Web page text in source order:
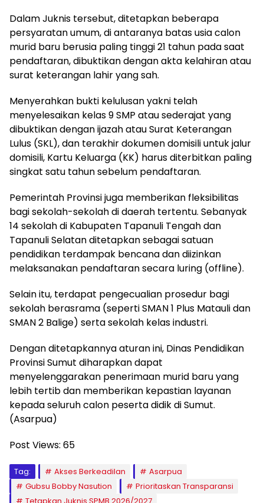
Dalam Juknis tersebut, ditetapkan beberapa
persyaratan umum, di antaranya batas usia calon
murid baru berusia paling tinggi 21 tahun pada saat
pendaftaran, dibuktikan dengan akta kelahiran atau
surat keterangan lahir yang sah.
Menyerahkan bukti kelulusan yakni telah
menyelesaikan kelas 9 SMP atau sederajat yang
dibuktikan dengan ijazah atau Surat Keterangan
Lulus (SKL), dan terakhir dokumen domisili untuk jalur
domisili, Kartu Keluarga (KK) harus diterbitkan paling
singkat satu tahun sebelum pendaftaran.
Pemerintah Provinsi juga memberikan fleksibilitas
bagi sekolah-sekolah di daerah tertentu. Sebanyak
14 sekolah di Kabupaten Tapanuli Tengah dan
Tapanuli Selatan ditetapkan sebagai satuan
pendidikan terdampak bencana dan diizinkan
melaksanakan pendaftaran secara luring (offline).
Selain itu, terdapat pengecualian prosedur bagi
sekolah berasrama (seperti SMAN 1 Plus Matauli dan
SMAN 2 Balige) serta sekolah kelas industri.
Dengan ditetapkannya aturan ini, Dinas Pendidikan
Provinsi Sumut diharapkan dapat
menyelenggarakan penerimaan murid baru yang
lebih tertib dan memberikan kepastian layanan
kepada seluruh calon peserta didik di Sumut.
(Asarpua)
Post Views: 65
Tag: Akses Berkeadilan
Asarpua
Gubsu Bobby Nasution
Prioritaskan Transparansi
Tetapkan Juknis SPMB 2026/2027